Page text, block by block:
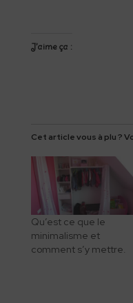
J’aime ça :
Cet article vous à plu ?
Qu’est ce que le
minimalisme et
comment s’y mettre.